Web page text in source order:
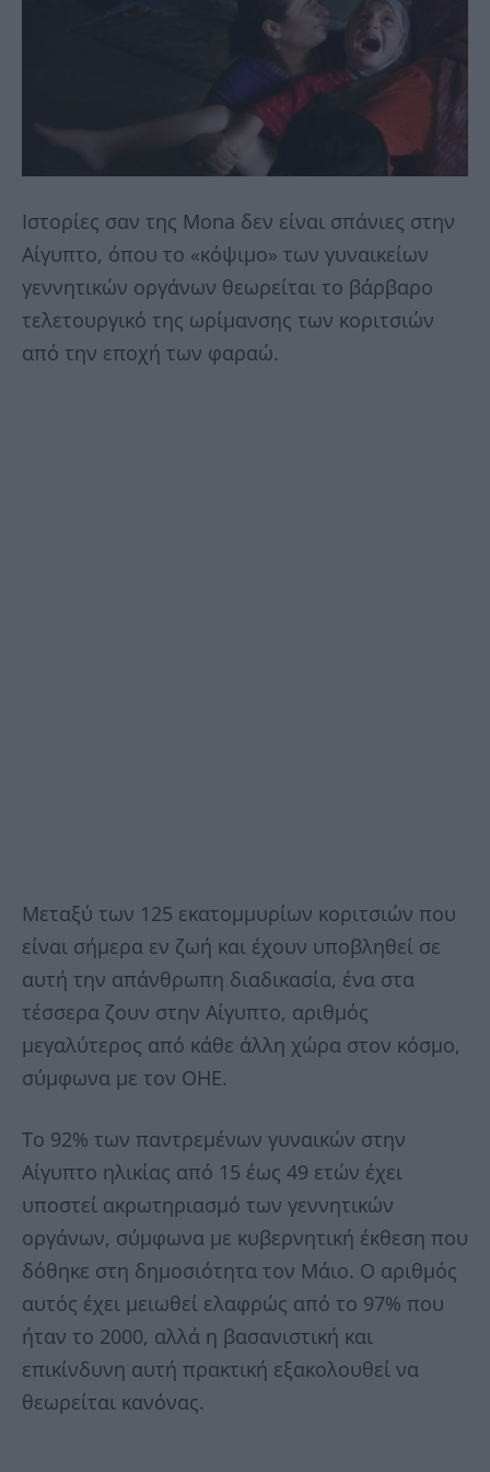
Ιστορίες σαν της Mona δεν είναι σπάνιες στην
Αίγυπτο, όπου το «κόψιμο» των γυναικείων
γεννητικών οργάνων θεωρείται το βάρβαρο
τελετουργικό της ωρίμανσης των κοριτσιών
από την εποχή των φαραώ.
Μεταξύ των 125 εκατομμυρίων κοριτσιών που
είναι σήμερα εν ζωή και έχουν υποβληθεί σε
αυτή την απάνθρωπη διαδικασία, ένα στα
τέσσερα ζουν στην Αίγυπτο, αριθμός
μεγαλύτερος από κάθε άλλη χώρα στον κόσμο,
σύμφωνα με τον ΟΗΕ.
Το 92% των παντρεμένων γυναικών στην
Αίγυπτο ηλικίας από 15 έως 49 ετών έχει
υποστεί ακρωτηριασμό των γεννητικών
οργάνων, σύμφωνα με κυβερνητική έκθεση που
δόθηκε στη δημοσιότητα τον Μάιο. Ο αριθμός
αυτός έχει μειωθεί ελαφρώς από το 97% που
ήταν το 2000, αλλά η βασανιστική και
επικίνδυνη αυτή πρακτική εξακολουθεί να
θεωρείται κανόνας.